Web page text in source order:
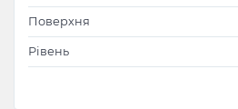
Поверхня
Рівень